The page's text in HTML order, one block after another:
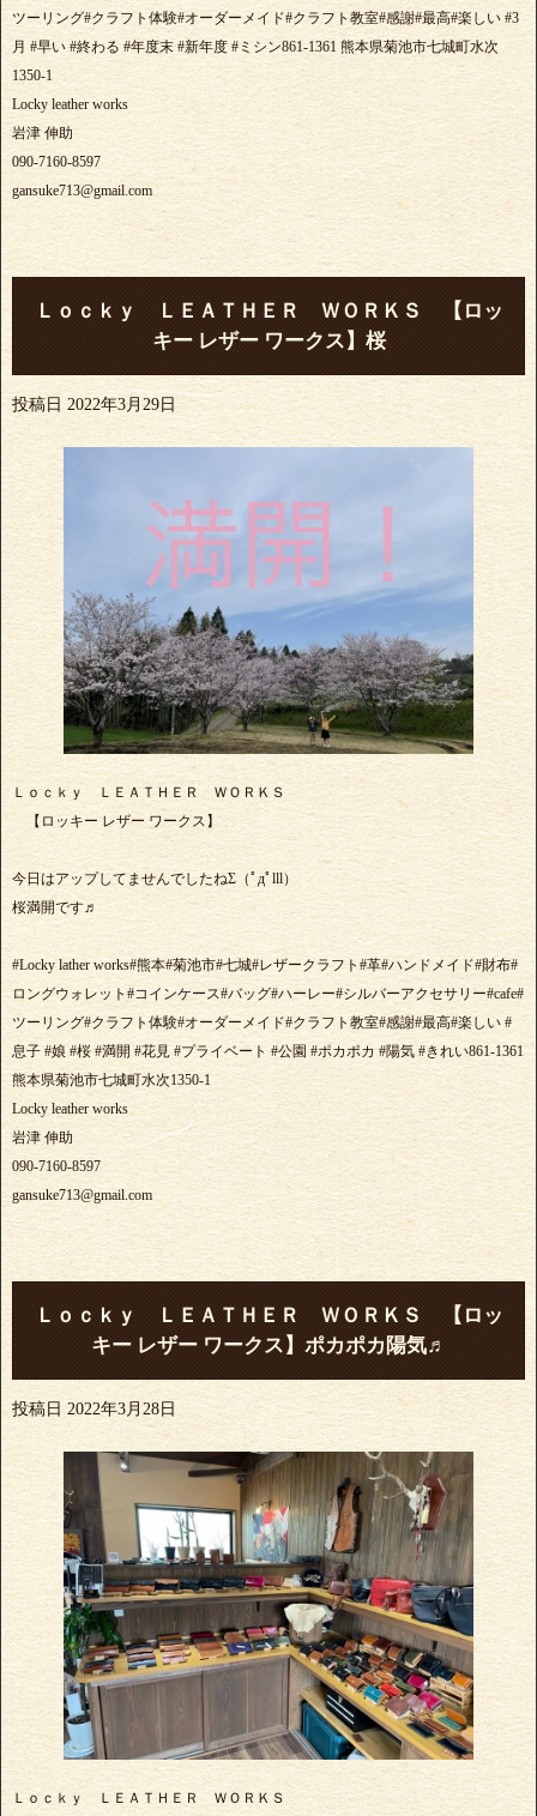
ツーリング#クラフト体験#オーダーメイド#クラフト教室#感謝#最高#楽しい #3
月 #早い #終わる #年度末 #新年度 #ミシン861-1361 熊本県菊池市七城町水次
1350-1
Locky leather works
岩津 伸助
090-7160-8597
gansuke713@gmail.com
Ｌｏｃｋｙ ＬＥＡＴＨＥＲ ＷＯＲＫＳ 【ロッ
キー レザー ワークス】桜
投稿日 2022年3月29日
Ｌｏｃｋｙ ＬＥＡＴＨＥＲ ＷＯＲＫＳ
【ロッキー レザー ワークス】
今日はアップしてませんでしたねΣ（ﾟдﾟlll）
桜満開です♬
#Locky lather works#熊本#菊池市#七城#レザークラフト#革#ハンドメイド#財布#
ロングウォレット#コインケース#バッグ#ハーレー#シルバーアクセサリー#cafe#
ツーリング#クラフト体験#オーダーメイド#クラフト教室#感謝#最高#楽しい #
息子 #娘 #桜 #満開 #花見 #プライベート #公園 #ポカポカ #陽気 #きれい861-1361
熊本県菊池市七城町水次1350-1
Locky leather works
岩津 伸助
090-7160-8597
gansuke713@gmail.com
Ｌｏｃｋｙ ＬＥＡＴＨＥＲ ＷＯＲＫＳ 【ロッ
キー レザー ワークス】ポカポカ陽気♬
投稿日 2022年3月28日
Ｌｏｃｋｙ ＬＥＡＴＨＥＲ ＷＯＲＫＳ